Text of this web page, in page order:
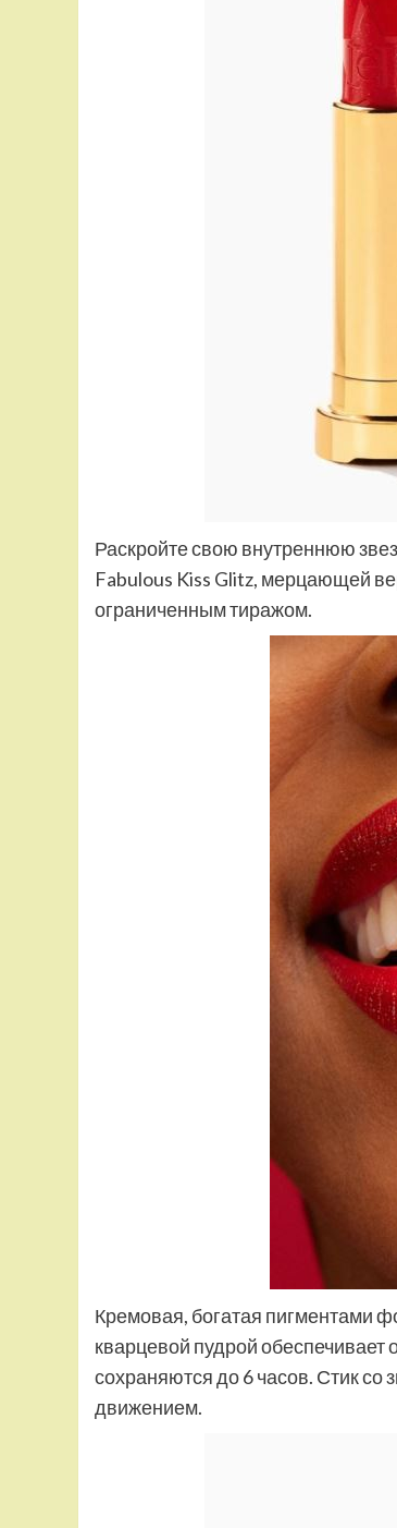
Раскройте свою внутреннюю
Fabulous Kiss Glitz, мерцающей
ограниченным тиражом.
Кремовая, богатая пигментами
кварцевой пудрой
сохраняются до 6 часов. Стик со
движением.